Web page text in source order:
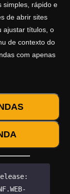
simples, rápido e
de abrir sites
ajustar títulos, o
de contexto do
com apenas